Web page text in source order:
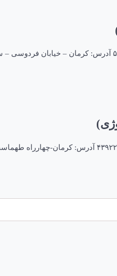
دکتر سعید کارآموزیان متخصص جراحی مغز و اعصاب